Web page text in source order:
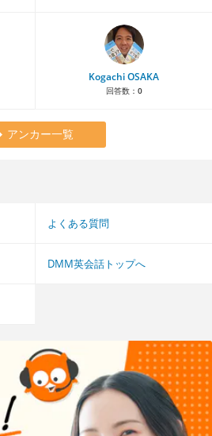
Kogachi OSAKA
回答数： 0
アンカー一覧
よくある質問
DMM英会話トップへ